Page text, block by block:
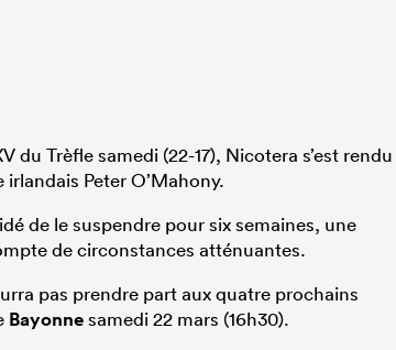
Trèfle samedi (22-17), Nicotera s’est rendu
Peter O’Mahony.
de le suspendre pour six semaines, une
de circonstances atténuantes.
pas prendre part aux quatre prochains
Bayonnesamedi 22 mars (16h30).